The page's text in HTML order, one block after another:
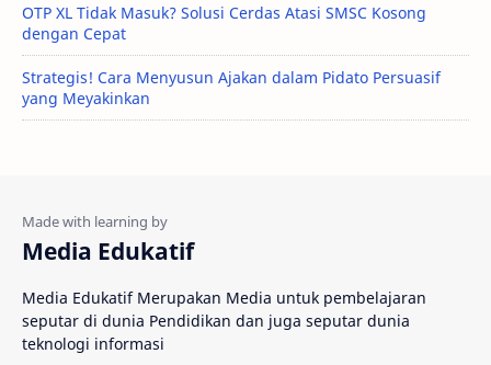
OTP XL Tidak Masuk? Solusi Cerdas Atasi SMSC Kosong
dengan Cepat
Strategis! Cara Menyusun Ajakan dalam Pidato Persuasif
yang Meyakinkan
Media Edukatif
Media Edukatif Merupakan Media untuk pembelajaran
seputar di dunia Pendidikan dan juga seputar dunia
teknologi informasi